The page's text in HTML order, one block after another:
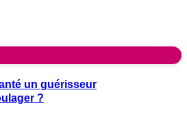
un guérisseur
?